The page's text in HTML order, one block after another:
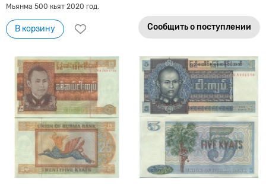
Мьянма 500 кьят 2020 год.
В корзину Сообщить о поступлении